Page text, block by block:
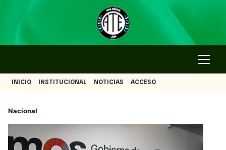
INICIO INSTITUCIONAL NOTICIAS ACCESO
Nacional